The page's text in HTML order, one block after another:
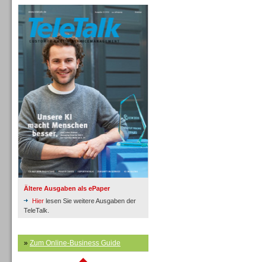
Ältere Ausgaben als ePaper
Hier lesen Sie weitere Ausgaben der
TeleTalk.
» Zum Online-Business Guide
Inbound
Inbound